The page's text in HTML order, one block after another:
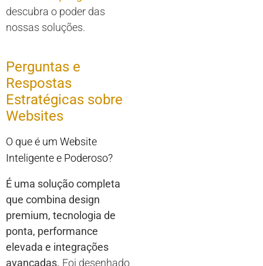
descubra o poder das
nossas soluções.
Perguntas e
Respostas
Estratégicas sobre
Websites
O que é um Website
Inteligente e Poderoso?
É uma solução completa
que combina design
premium, tecnologia de
ponta, performance
elevada e integrações
avançadas. Foi desenhado